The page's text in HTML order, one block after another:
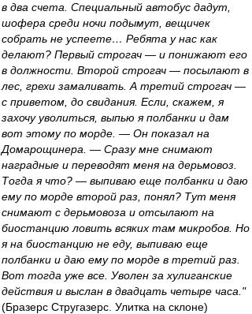
в два счета. Специальный автобус дадут,
шофера среди ночи подымут, вещичек
собрать не успеете… Ребята у нас как
делают? Первый строгач — и понижают его
в должности. Второй строгач — посылают в
лес, грехи замаливать. А третий строгач —
с приветом, до свидания. Если, скажем, я
захочу уволиться, выпью я полбанки и дам
вот этому по морде. — Он показал на
Домарощинера. — Сразу мне снимают
наградные и переводят меня на дерьмовоз.
Тогда я что? — выпиваю еще полбанки и даю
ему по морде второй раз, понял? Тут меня
снимают с дерьмовоза и отсылают на
биостанцию ловить всяких там микробов. Но
я на биостанцию не еду, выпиваю еще
полбанки и даю ему по морде в третий раз.
Вот тогда уже все. Уволен за хулиганские
действия и выслан в двадцать четыре часа."
(Бразерс Стругазерс. Улитка на склоне)